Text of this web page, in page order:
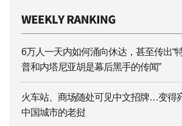
6万人一天内如何涌向休达，甚至传出“
普和内塔尼亚胡是幕后黑手的传闻”
火车站、商场随处可见中文招牌…变得
中国城市的老挝